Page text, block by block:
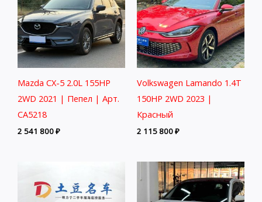
Mazda CX-5 2.0L 155HP
2WD 2021 | Пепел | Арт.
CA5218
2 541 800₽
Volkswagen Lamando 1.4T
150HP 2WD 2023 |
Красный
2 115 800₽